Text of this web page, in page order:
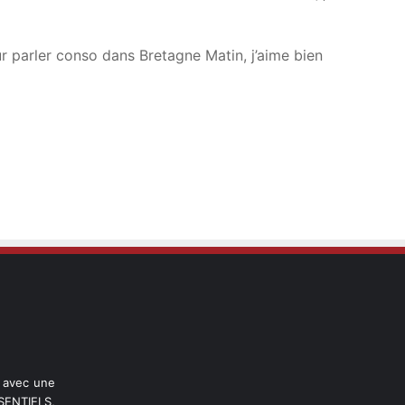
conso dans Bretagne Matin, j’aime bien
une